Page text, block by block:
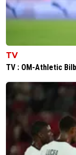
TV
TV : OM-Athletic